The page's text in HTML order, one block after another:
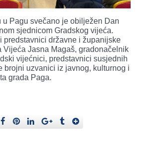
u Pagu svečano je obilježen Dan
sjednicom Gradskog vijeća.
predstavnici državne i županijske
Vijeća Jasna Magaš, gradonačelnik
vijećnici, predstavnici susjednih
brojni uzvanici iz javnog, kulturnog i
grada Paga.